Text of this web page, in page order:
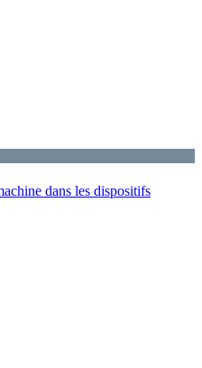
dans les dispositifs